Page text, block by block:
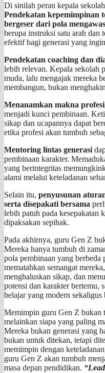
Di sinilah peran kepala
Pendekatan kepemimpinan
bergeser dari pola
berupa instruksi satu arah dan
efektif bagi generasi yang
Pendekatan coaching dan
lebih relevan. Kepala sekolah
muda, lalu mengajak mereka
membangun, bukan
Menanamkan makna
menjadi kunci pembinaan.
sikap dan ucapannya dapat
etika profesi akan tumbuh
Mentoring lintas generasi
pembinaan karakter.
yang berintegritas
alami melalui keteladanan
Selain itu, penyusunan
serta disepakati bersama
lebih patuh pada kesepakatan
dipaksakan sepihak.
Pada akhirnya, guru Gen Z
Mereka hanya tumbuh di
pola pembinaan yang berbeda
mematahkan semangat
menghaluskan sikap, dan
potensi dan karakter bertemu,
belajar yang modern sekaligus
Memimpin guru Gen Z bukan
melainkan siapa yang paling
Mereka bukan generasi yang
bukan untuk ditekan, tetapi
memimpin dengan
guru Gen Z akan tumbuh
masa depan pendidikan.